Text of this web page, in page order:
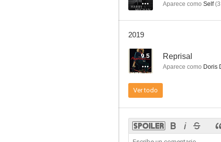
Aparece como Self(3
2019
9.5 Reprisal
Aparece como Doris
Ver todo